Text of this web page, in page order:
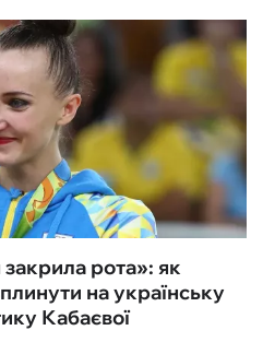
рота»: як
на українську
Кабаєвої